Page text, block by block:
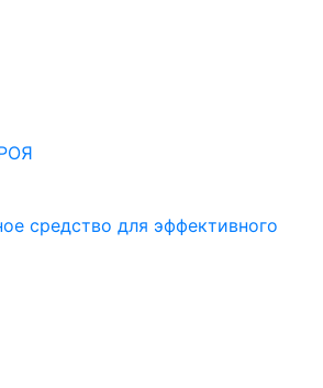
средство для эффективного